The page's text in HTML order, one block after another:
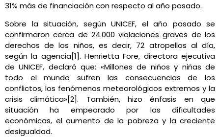
31% más de financiación con respecto al año pasado.
Sobre la situación, según UNICEF, el año pasado se
confirmaron cerca de 24.000 violaciones graves de los
derechos de los niños, es decir, 72 atropellos al día,
según la agencia[1]. Henrietta Fore, directora ejecutiva
de UNICEF, declaró que: «Millones de niños y niñas de
todo el mundo sufren las consecuencias de los
conflictos, los fenómenos meteorológicos extremos y la
crisis climática»[2]. También, hizo énfasis en que
situación ha empeorado por las dificultades
económicas, el aumento de la pobreza y la creciente
desigualdad.